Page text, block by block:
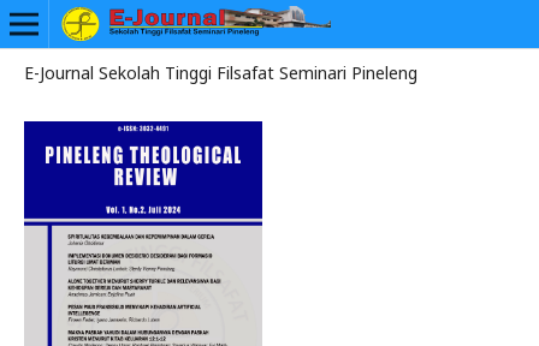
E-Journal Sekolah Tinggi Filsafat Seminari Pineleng